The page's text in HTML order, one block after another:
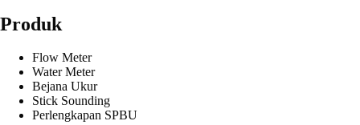
Produk
Flow Meter
Water Meter
Bejana Ukur
Stick Sounding
Perlengkapan SPBU